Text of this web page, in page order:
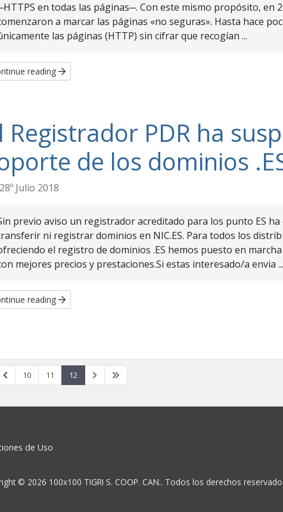
en todas las páginas─. Con este mismo propósito, en
a marcar las páginas «no seguras». Hasta hace
las páginas (HTTP) sin cifrar que recogían ...
reading
Registrador PDR ha
de los dominios
28º Julio 2018
previo aviso un registrador acreditado para los punto ES
ni registrar dominios en NIC.ES. Para todos los
el registro de dominios .ES hemos puesto en
mejores precios y prestaciones.Si estas interesado/a envia ...
reading
10 11 12
de Uso
© 2026 100x100 TIGRI S. COOP. CAN.. Todos los derechos